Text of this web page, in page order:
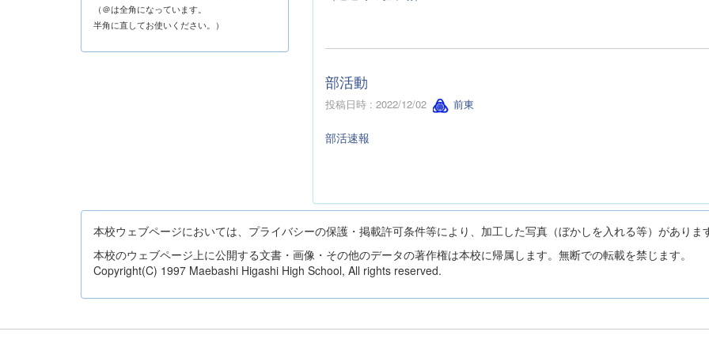
部活動
投稿日時 : 2022/12/02 前東
部活速報
（＠は全角になっています。
半角に直してお使いください。）
本校ウェブページにおいては、プライバシーの保護・掲載許可条件等により、加工した写真（ぼかしを入れる等）がありま
本校のウェブページ上に公開する文書・画像・その他のデータの著作権は本校に帰属します。無断での転載を禁じます。
Copyright(C) 1997 Maebashi Higashi High School, All rights reserved.